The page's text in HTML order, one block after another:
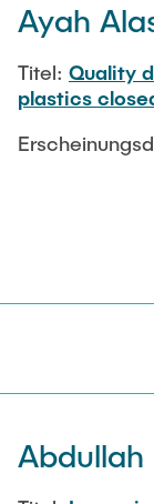
Ayah
Titel: Quality
plastics
Abdullah